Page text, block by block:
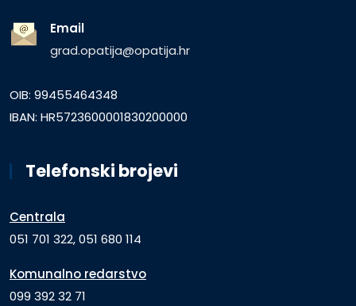
Email
grad.opatija@opatija.hr
OIB: 99455464348
IBAN: HR5723600001830200000
Telefonski brojevi
Centrala
051 701 322, 051 680 114
Komunalno redarstvo
099 392 32 71